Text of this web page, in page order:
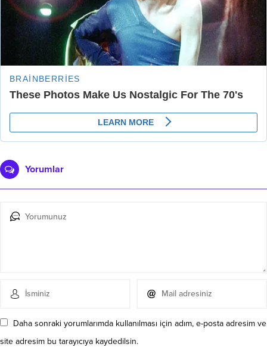
Yorumlar
Daha sonraki yorumlarımda kullanılması için adım, e-posta adresim ve
site adresim bu tarayıcıya kaydedilsin.